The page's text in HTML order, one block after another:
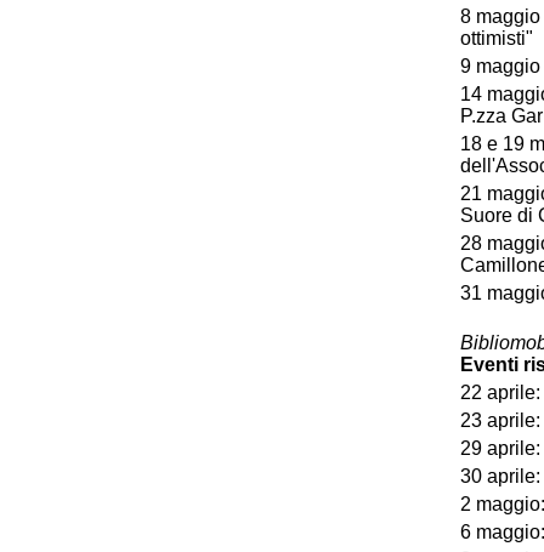
8
ottimisti"
9
14
P.zza
18 e 19
21
Suore di
28
31
Eventi
22
23
29
30
2
6